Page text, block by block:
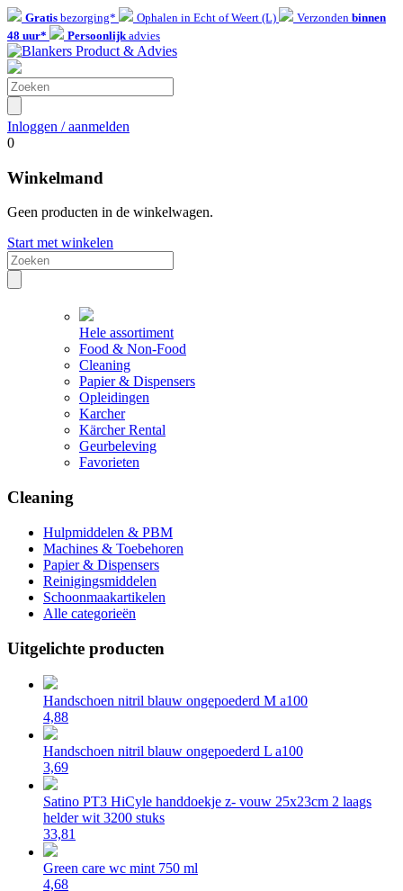
Gratis bezorging* Ophalen in Echt of Weert (L) Verzonden binnen
48 uur*
Persoonlijkadvies
Inloggen / aanmelden
0
Winkelmand
Geen producten in de winkelwagen.
Start met winkelen
Hele assortiment
Food & Non-Food
Cleaning
Papier & Dispensers
Opleidingen
Karcher
Kärcher Rental
Geurbeleving
Favorieten
Cleaning
Hulpmiddelen & PBM
Machines & Toebehoren
Papier & Dispensers
Reinigingsmiddelen
Schoonmaakartikelen
Alle categorieën
Uitgelichte producten
Handschoen nitril blauw ongepoederd M a100
4,88
Handschoen nitril blauw ongepoederd L a100
3,69
Satino PT3 HiCyle handdoekje z- vouw 25x23cm 2 laags
helder wit 3200 stuks
33,81
Green care wc mint 750 ml
4,68